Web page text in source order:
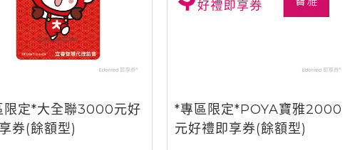
限定*大全聯3000元好
券(餘額型)
*專區限定*POYA寶雅2000
元好禮即享券(餘額型)